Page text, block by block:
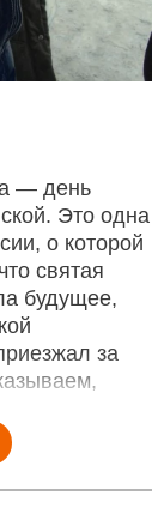
— день
Это одна
о которой
святая
будущее,
за